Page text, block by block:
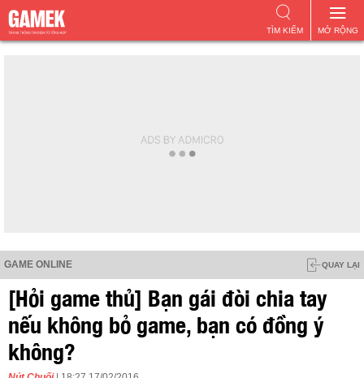
MỞ RỘNG
TÌM KIẾM
GAME ONLINE QUAY LẠI
[Hỏi game thủ] Bạn gái đòi chia tay
nếu không bỏ game, bạn có đồng ý
không?